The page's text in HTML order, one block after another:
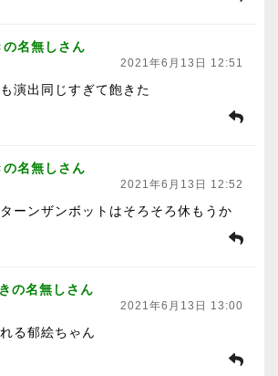
名無しさん
2021年6月13日 12:51
演出同じすぎて飽きた
名無しさん
2021年6月13日 12:52
ーンザンボットはそろそろ休もうか
の名無しさん
2021年6月13日 13:00
る郁絵ちゃん